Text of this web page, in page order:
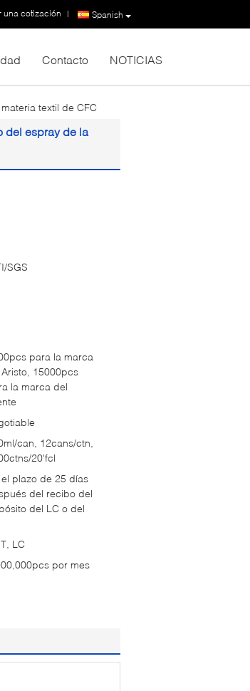
Spanish
una cotización |
Contacto NOTICIAS
textil de CFC
del espray de la
SGS
para la marca
15000pcs
la marca del
can, 12cans/ctn,
20'fcl
el plazo de 25 días
del recibo del
del LC o del
LC
por mes